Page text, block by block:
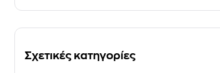
Σχετικές κατηγορίες